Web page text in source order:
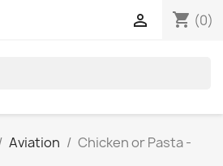
shopping_cart (0)

Aviation
Chicken or Pasta -